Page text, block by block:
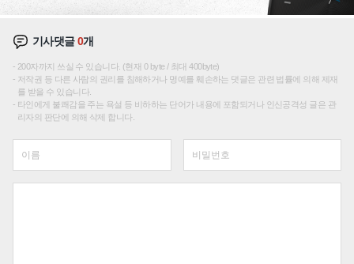
기사댓글0개
200자까지 쓰실 수 있습니다. (현재 0 byte / 최대 400byte)
저작권 등 다른 사람의 권리를 침해하거나 명예를 훼손하는 댓글은 관련 법률에 의해 제재
를 받을 수 있습니다.
타인에게 불쾌감을 주는 욕설 등 비하하는 단어가 내용에 포함되거나 인신공격성 글은 관
리자의 판단에 의해 삭제 합니다.